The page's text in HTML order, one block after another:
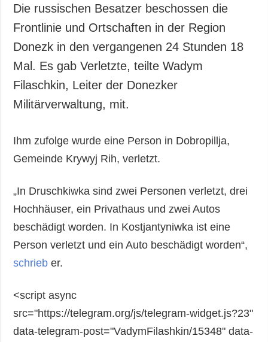
Die russischen Besatzer beschossen die
Frontlinie und Ortschaften in der Region
Donezk in den vergangenen 24 Stunden 18
Mal. Es gab Verletzte, teilte Wadym
Filaschkin, Leiter der Donezker
Militärverwaltung, mit.
Ihm zufolge wurde eine Person in Dobropillja,
Gemeinde Krywyj Rih, verletzt.
„In Druschkiwka sind zwei Personen verletzt, drei
Hochhäuser, ein Privathaus und zwei Autos
beschädigt worden. In Kostjantyniwka ist eine
Person verletzt und ein Auto beschädigt worden“,
schrieb er.
<script async
src="https://telegram.org/js/telegram-widget.js?23"
data-telegram-post="VadymFilashkin/15348" data-